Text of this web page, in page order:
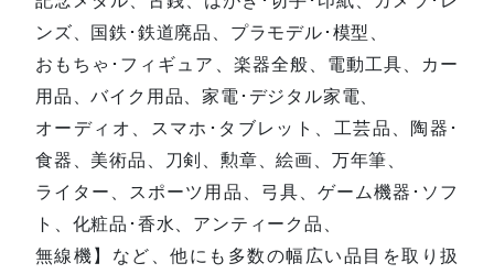
ンズ、国鉄･鉄道廃品、プラモデル･模型、
おもちゃ･フィギュア、楽器全般、電動工具、カー
用品、バイク用品、家電･デジタル家電、
オーディオ、スマホ･タブレット、工芸品、陶器･
食器、美術品、刀剣、勲章、絵画、万年筆、
ライター、スポーツ用品、弓具、ゲーム機器･ソフ
ト、化粧品･香水、アンティーク品、
無線機】など、他にも多数の幅広い品目を取り扱